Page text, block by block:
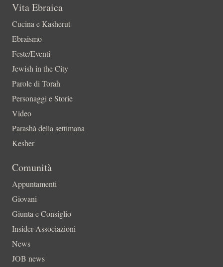
Vita Ebraica
Cucina e Kasherut
Ebraismo
Feste/Eventi
Jewish in the City
Parole di Torah
Personaggi e Storie
Video
Parashà della settimana
Kesher
Comunità
Appuntamenti
Giovani
Giunta e Consiglio
Insider-Associazioni
News
JOB news